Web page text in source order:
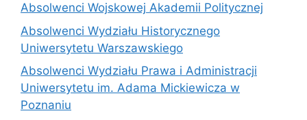
Absolwenci Wojskowej Akademii Politycznej
Absolwenci Wydziału Historycznego
Uniwersytetu Warszawskiego
Absolwenci Wydziału Prawa i Administracji
Uniwersytetu im. Adama Mickiewicza w
Poznaniu